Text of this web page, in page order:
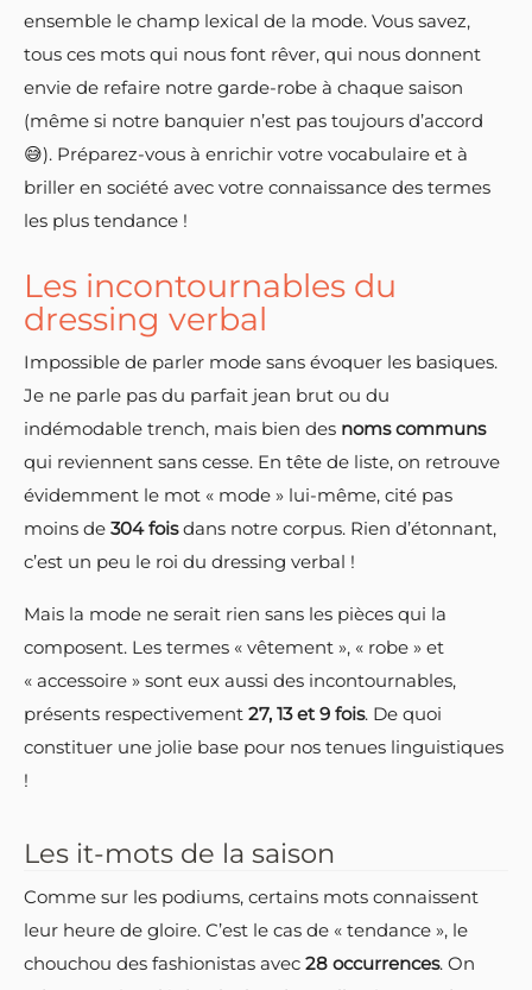
ensemble le champ lexical de la mode. Vous savez,
tous ces mots qui nous font rêver, qui nous donnent
envie de refaire notre garde-robe à chaque saison
(même si notre banquier n’est pas toujours d’accord
😅). Préparez-vous à enrichir votre vocabulaire et à
briller en société avec votre connaissance des termes
les plus tendance !
Les incontournables du
dressing verbal
Impossible de parler mode sans évoquer les basiques.
Je ne parle pas du parfait jean brut ou du
indémodable trench, mais bien des noms communs
qui reviennent sans cesse. En tête de liste, on retrouve
évidemment le mot « mode » lui-même, cité pas
moins de 304 foisdans notre corpus. Rien d’étonnant,
c’est un peu le roi du dressing verbal !
Mais la mode ne serait rien sans les pièces qui la
composent. Les termes « vêtement », « robe » et
« accessoire » sont eux aussi des incontournables,
présents respectivement 27, 13 et 9 fois. De quoi
constituer une jolie base pour nos tenues linguistiques
!
Les it-mots de la saison
Comme sur les podiums, certains mots connaissent
leur heure de gloire. C’est le cas de « tendance », le
chouchou des fashionistas avec 28 occurrences. On